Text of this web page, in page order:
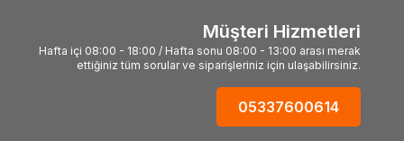
Müşteri Hizmetleri
Hafta içi 08:00 - 18:00 / Hafta sonu 08:00 - 13:00 arası merak
ettiğiniz tüm sorular ve siparişleriniz için ulaşabilirsiniz.
05337600614